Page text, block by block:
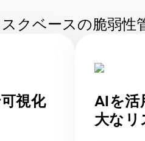
クベースの脆弱性
視化
AIを活
大な